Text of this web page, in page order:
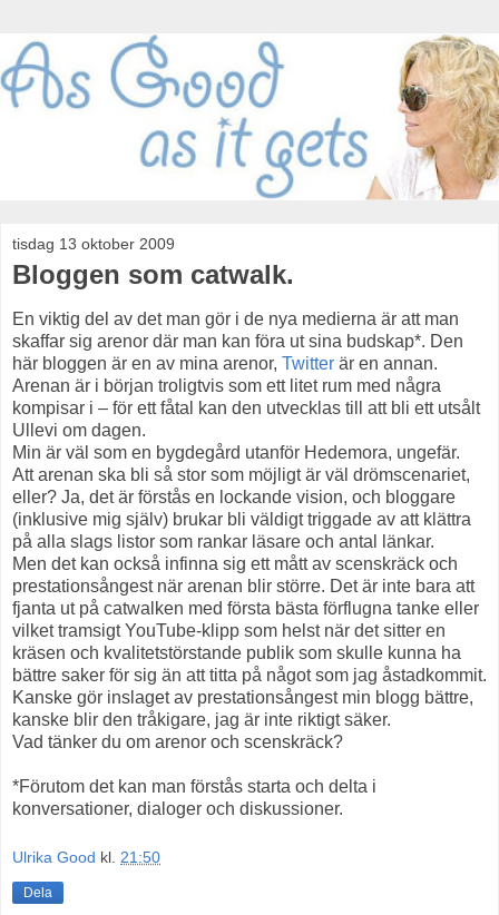
tisdag 13 oktober 2009
Bloggen som catwalk.
En viktig del av det man gör i de nya medierna är att man
skaffar sig arenor där man kan föra ut sina budskap*. Den
här bloggen är en av mina arenor, Twitter är en annan.
Arenan är i början troligtvis som ett litet rum med några
kompisar i – för ett fåtal kan den utvecklas till att bli ett utsålt
Ullevi om dagen.
Min är väl som en bygdegård utanför Hedemora, ungefär.
Att arenan ska bli så stor som möjligt är väl drömscenariet,
eller? Ja, det är förstås en lockande vision, och bloggare
(inklusive mig själv) brukar bli väldigt triggade av att klättra
på alla slags listor som rankar läsare och antal länkar.
Men det kan också infinna sig ett mått av scenskräck och
prestationsångest när arenan blir större. Det är inte bara att
fjanta ut på catwalken med första bästa förflugna tanke eller
vilket tramsigt YouTube-klipp som helst när det sitter en
kräsen och kvalitetstörstande publik som skulle kunna ha
bättre saker för sig än att titta på något som jag åstadkommit.
Kanske gör inslaget av prestationsångest min blogg bättre,
kanske blir den tråkigare, jag är inte riktigt säker.
Vad tänker du om arenor och scenskräck?
*Förutom det kan man förstås starta och delta i
konversationer, dialoger och diskussioner.
Ulrika Good kl. 21:50
Dela